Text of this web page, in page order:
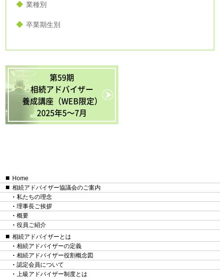
業種別
卒業期生別
第59期
相続アドバイザー
養成講座（WEB限定）
2025年5〜7月
Home
相続アドバイザー協議会のご案内
私たちの理念
理事長ご挨拶
概要
役員ご紹介
相続アドバイザーとは
相続アドバイザーの定義
相続アドバイザー役割概念図
認定会員について
上級アドバイザー制度とは